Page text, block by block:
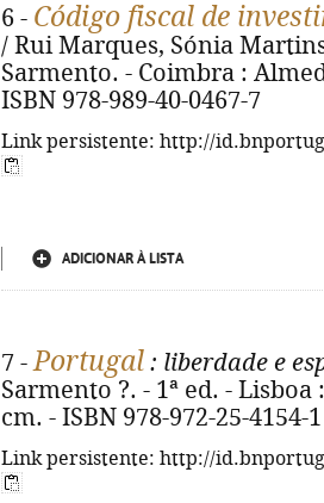
6 - Código fiscal de
/ Rui Marques, Sónia
Sarmento. - Coimbra :
ISBN 978-989-40-0467-7
Link persistente: http://
ADICIONAR À LISTA
7 -Portugal : liberdade e
Sarmento ?. - 1ª ed. -
cm. - ISBN 978-972-25-4154-1
Link persistente: http://